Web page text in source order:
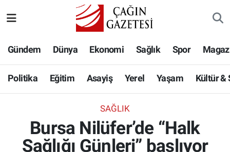
Gündem Dünya Ekonomi Sağlık Spor
Politika Eğitim Asayiş Yerel Yaşam Kültür &
SAĞLIK
Bursa Nilüfer’de “Halk
Sağlığı Günleri” başlıyor
Eğitim
Asayiş
Yaşam
Hava Durumu
Namaz Vakitleri
Süper Lig Puan Durumu ve Fikstür